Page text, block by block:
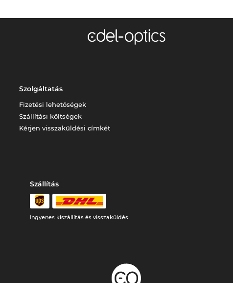
Szolgáltatás
Fizetési lehetőségek
Szállítási költségek
Kérjen visszaküldési címkét
Szállítás
Ingyenes kiszállítás és visszaküldés